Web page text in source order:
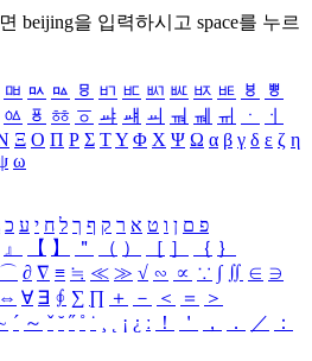
beijing을 입력하시고 space를 누르
ㅮ ㅯ ㅰ ㅱ ㅲ ㅳ ㅴ ㅵ ㅶ ㅷ ㅸ
ㅹ
ㆃ ㆄ ㆅ ㆆ ㆇ ㆈ ㆉ ㆊ ㆋ ㆌ ㆍ
ㆎ
Ξ Ο Π Ρ Σ ΤΥ Φ Χ Ψ Ω α β γ δ ε ζ η
ω
פ ם ן ו ט א ר ק ף ך ל ח י ע כ
』 【 】 ＂ （ ） ［ ］ ｛ ｝
⌒ ∂ ∇ ≡ ≒ ≪ ≫ √ ∽ ∝ ∵ ∫ ∬ ∈ ∋
⇔ ∀ ∃ ∮ ∑ ∏ ＋ － ＜ ＝
＞
´ ～ ˇ ˘ ˝ ˚ ˙ ¸ ¡ ¿ ː ！ ＇ ， ． ／
：